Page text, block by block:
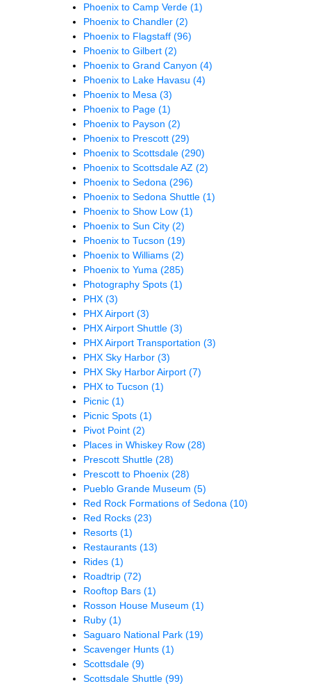
Phoenix to Camp Verde (1)
Phoenix to Chandler (2)
Phoenix to Flagstaff (96)
Phoenix to Gilbert (2)
Phoenix to Grand Canyon (4)
Phoenix to Lake Havasu (4)
Phoenix to Mesa (3)
Phoenix to Page (1)
Phoenix to Payson (2)
Phoenix to Prescott (29)
Phoenix to Scottsdale (290)
Phoenix to Scottsdale AZ (2)
Phoenix to Sedona (296)
Phoenix to Sedona Shuttle (1)
Phoenix to Show Low (1)
Phoenix to Sun City (2)
Phoenix to Tucson (19)
Phoenix to Williams (2)
Phoenix to Yuma (285)
Photography Spots (1)
PHX (3)
PHX Airport (3)
PHX Airport Shuttle (3)
PHX Airport Transportation (3)
PHX Sky Harbor (3)
PHX Sky Harbor Airport (7)
PHX to Tucson (1)
Picnic (1)
Picnic Spots (1)
Pivot Point (2)
Places in Whiskey Row (28)
Prescott Shuttle (28)
Prescott to Phoenix (28)
Pueblo Grande Museum (5)
Red Rock Formations of Sedona (10)
Red Rocks (23)
Resorts (1)
Restaurants (13)
Rides (1)
Roadtrip (72)
Rooftop Bars (1)
Rosson House Museum (1)
Ruby (1)
Saguaro National Park (19)
Scavenger Hunts (1)
Scottsdale (9)
Scottsdale Shuttle (99)